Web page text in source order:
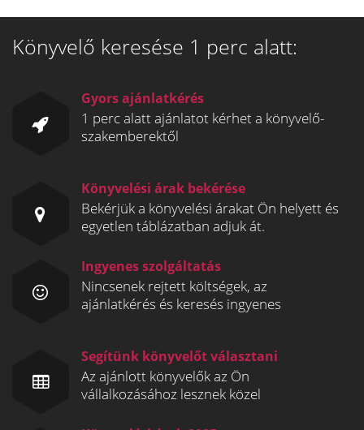
Könyvelő keresése 1 perc alatt:
Gyors ajánlatkérés
1 perc alatt ajánlatot kérhet a könyvelő-
szakemberektől
Könyvelési árak bekérése
Bekérjük a könyvelési árakat Ön helyett és
egyetlen táblázatban adjuk át.
Ingyenes szolgáltatás
Nincsenek rejtett költségek, az
ajánlatkérés és keresés ingyenes
Segítünk könyvelőt választani
Az ajánlott könyvelők az Ön
vállalkozásához lesznek közel